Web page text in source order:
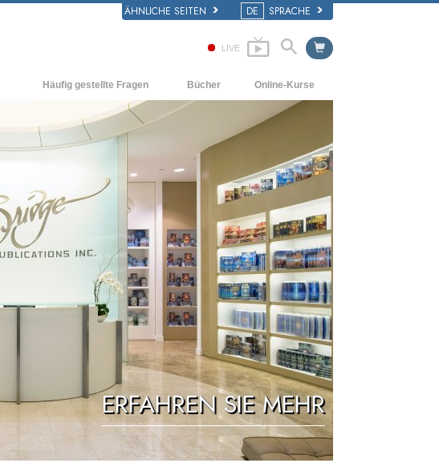
ÄHNLICHE SEITEN DE SPRACHE
LIVE
Häufig gestellte Fragen
grundlegende Prinzipien
Innerhalb einer Scientology Kirche
Die Organisation der Scientology
Bücher
Einführende Bücher
Hörbücher
Einführungsvorträge
Online-Kurse
Wie man Konflikte löst
Die Dynamiken des Daseins
Die Bestandteile des Verstehens
Lösungen für eine gefährliche Umwelt
Beistände für Krankheiten und
Verletzungen
Integrität und Ehrlichkeit
Die Ehe
Die emotionelle Tonskala
Antworten auf das Drogenproblem
Kinder
Werkzeuge für den Arbeitsplatz
Ethik und die Zustände
ERFAHREN SIE MEHR